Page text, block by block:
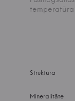
temperatūra
Struktūra
Mineralitāte